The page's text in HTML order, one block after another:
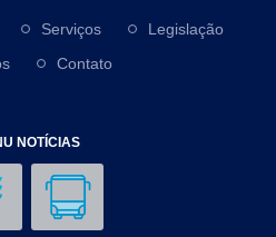
Serviços
Legislação
Contato
NOTÍCIAS